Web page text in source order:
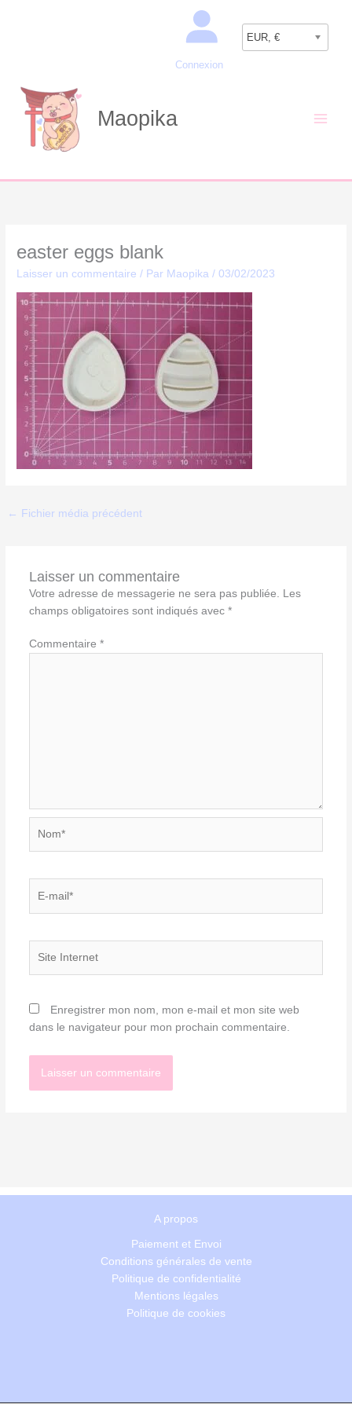
Connexion
EUR, €
Maopika
easter eggs blank
Laisser un commentaire / Par Maopika/03/02/2023
← Fichier média précédent
Laisser un commentaire
Votre adresse de messagerie ne sera pas publiée.
Les
champs obligatoires sont indiqués avec *
Commentaire *
mail*
Enregistrer mon nom, mon e-mail et mon site web
dans le navigateur pour mon prochain commentaire.
A propos
Paiement et Envoi
Conditions générales de vente
Politique de confidentialité
Mentions légales
Politique de cookies
Recherche